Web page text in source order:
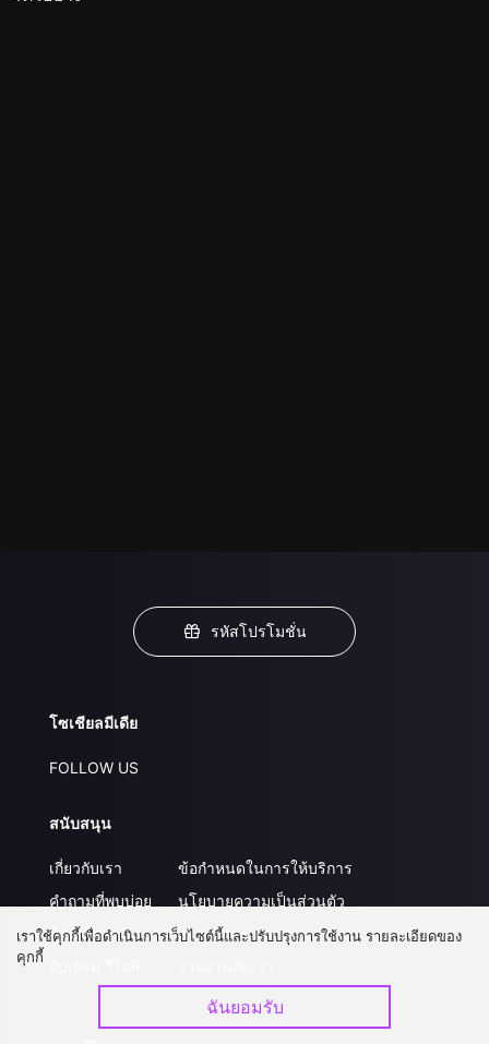
รหัสโปรโมชั่น
โซเชียลมีเดีย
FOLLOW US
สนับสนุน
เกี่ยวกับเรา
คำถามที่พบบ่อย
ติดต่อเรา
ข้อกำหนดในการให้บริการ
นโยบายความเป็นส่วนตัว
ส่งผลงานของคุณ
เราใช้คุกกี้เพื่อดำเนินการเว็บไซต์นี้และปรับปรุงการใช้งาน รายละเอียดของ
คุกกี้
ฉันยอมรับ